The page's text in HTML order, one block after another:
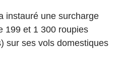
instauré une surcharge
199 et 1 300 roupies
sur ses vols domestiques